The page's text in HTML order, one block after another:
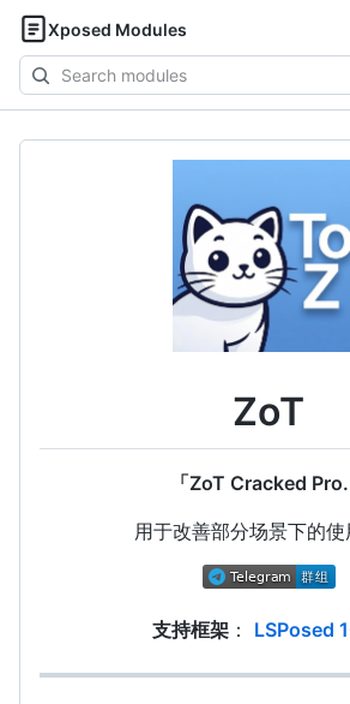
Xposed Modules
Search
modules
ZoT
「ZoT Cracked Pro.
用于改善部分场景下的
支持框架 ： LSPosed